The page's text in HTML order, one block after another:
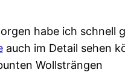
habe ich schnell
auch im Detail sehen